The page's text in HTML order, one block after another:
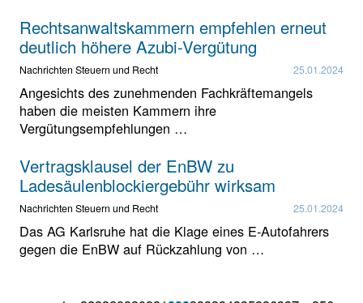
Rechtsanwaltskammern empfehlen erneut
deutlich höhere Azubi-Vergütung
Nachrichten Steuern und Recht 25.01.2024
Angesichts des zunehmenden Fachkräftemangels
haben die meisten Kammern ihre
Vergütungsempfehlungen …
Vertragsklausel der EnBW zu
Ladesäulenblockiergebühr wirksam
Nachrichten Steuern und Recht 25.01.2024
Das AG Karlsruhe hat die Klage eines E-Autofahrers
gegen die EnBW auf Rückzahlung von …